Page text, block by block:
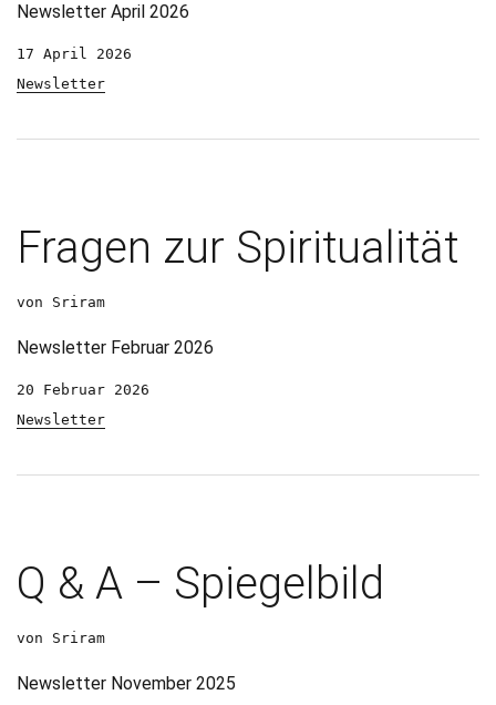
Newsletter April 2026
17 April 2026
Newsletter
Fragen zur Spiritualität
von Sriram
Newsletter Februar 2026
20 Februar 2026
Newsletter
Q & A – Spiegelbild
von Sriram
Newsletter November 2025